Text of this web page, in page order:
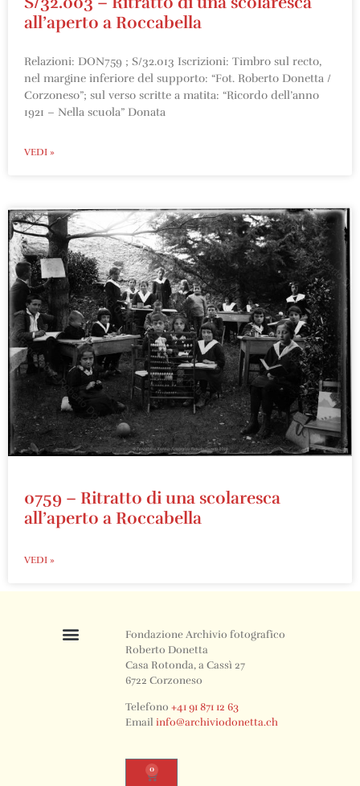
all’aperto a Roccabella
Relazioni: DON759 ; S/32.013 Iscrizioni: Timbro sul recto,
nel margine inferiore del supporto: “Fot. Roberto Donetta /
Corzoneso”; sul verso scritte a matita: “Ricordo dell’anno
1921 – Nella scuola” Donata
VEDI »
0759 – Ritratto di una scolaresca
all’aperto a Roccabella
VEDI »
Fondazione Archivio fotografico
Roberto Donetta
Casa Rotonda, a Cassì 27
6722 Corzoneso
Telefono+41 91 871 12 63
Emailinfo@archiviodonetta.ch
0